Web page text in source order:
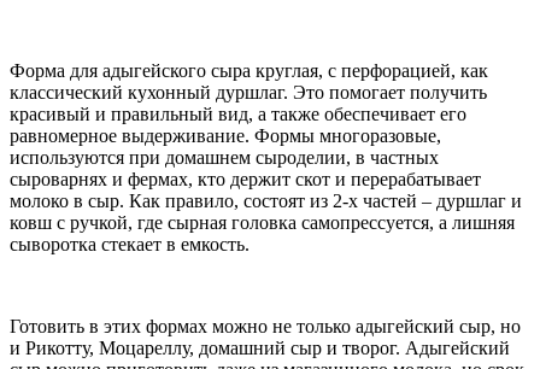
Форма для адыгейского сыра круглая, с перфорацией, как
классический кухонный дуршлаг. Это помогает получить
красивый и правильный вид, а также обеспечивает его
равномерное выдерживание. Формы многоразовые,
используются при домашнем сыроделии, в частных
сыроварнях и фермах, кто держит скот и перерабатывает
молоко в сыр. Как правило, состоят из 2-х частей – дуршлаг и
ковш с ручкой, где сырная головка самопрессуется, а лишняя
сыворотка стекает в емкость.
Готовить в этих формах можно не только адыгейский сыр, но
и Рикотту, Моцареллу, домашний сыр и творог. Адыгейский